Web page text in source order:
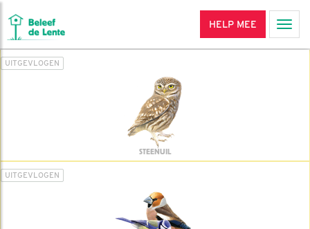
HELP MEE
UITGEVLOGEN
STEENUIL
UITGEVLOGEN